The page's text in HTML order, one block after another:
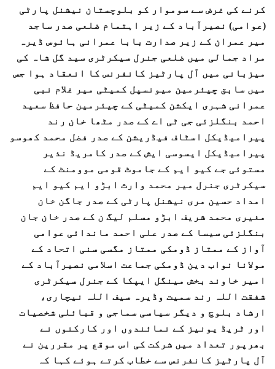
کرنے کی غرض سے سوموار کو بلوچستان نیشنل پارٹی
(عوامی) نصیرآباد کے زیر اہتمام ضلعی صدر ساجد
میر عمران کے زیر صدارت بابا عمرانی ہائوس ڈیرہ
مراد جمالی میں ضلعی جنرل سیکرٹری سید گل شاہ کی
میزبانی میں آل پارٹیز کانفرنس کا انعقاد ہوا جس
میں سابق چیئرمین میونسپل کمیٹی میر غلام نبی
عمرانی شہری ایکشن کمیٹی کے چیئرمین حافظ سعید
احمد بنگلزئی جی ٹی اے کے صدر مٹھا خان رند
پیرامیڈیکل اسٹاف فیڈریشن کے صدر فضل محمد کھوسو
پیرامیڈیکل ایسوسی ایش کے صدر کامریڈ نذیر
مستوئی جے کیو ایم کے جاموٹ قومی موومنٹ کے
سیکرٹری جنرل میر محمد وارث ابڑو ایم کیو ایم
امداد حسین مری نیشنل پارٹی کے صدر جاگن خان
مغیری محمد شریف ابڑو مسلم لیگ ن کے صدر خان جان
بنگلزئی سیسا کے صدر علی احمد ماندائی عوامی
آواز کے ممتاز ڈومکی ممتاز مگسی سنی اتحاد کے
مولانا نواب دین ڈومکی جماعت اسلامی نصیرآباد کے
امیر خاوند بخش مینگل ایپکا کے جنرل سیکرٹری
شفقت اللہ رند سمیت وڈیرہ سیف اللہ نیچاری،
ارشاد بلوچ و دیگر سیاسی سماجی و قبائلی شخصیات
اور ٹریڈ یونیز کے نمائندوں اور کارکنوں نے
بھرپور تعداد میں شرکت کی اس موقع پر مقررین نے
آل پارٹیز کانفرنس سے خطاب کرتے ہوئے کہا کہ